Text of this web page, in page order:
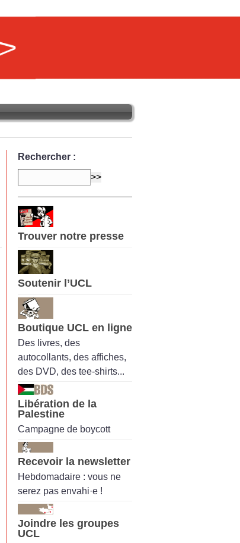
Rechercher :
Trouver notre presse
Soutenir l’UCL
Boutique UCL en ligne
Des livres, des
autocollants, des affiches,
des DVD, des tee-shirts...
Libération de la
Palestine
Campagne de boycott
Recevoir la newsletter
Hebdomadaire : vous ne
serez pas envahi·e !
Joindre les groupes
UCL